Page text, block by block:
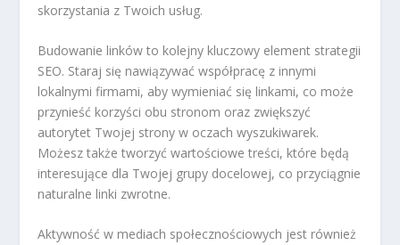
skorzystania z Twoich usług.
Budowanie linków to kolejny kluczowy element strategii
SEO. Staraj się nawiązywać współpracę z innymi
lokalnymi firmami, aby wymieniać się linkami, co może
przynieść korzyści obu stronom oraz zwiększyć
autorytet Twojej strony w oczach wyszukiwarek.
Możesz także tworzyć wartościowe treści, które będą
interesujące dla Twojej grupy docelowej, co przyciągnie
naturalne linki zwrotne.
Aktywność w mediach społecznościowych jest również